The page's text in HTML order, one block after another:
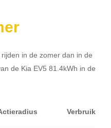
in de zomer dan in de
de Kia EV5 81.4kWh in de
Verbruik